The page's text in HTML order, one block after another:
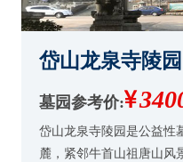
岱山龙泉寺陵园
墓园参考价:
岱山龙泉寺陵园是公益性
麓，紧邻牛首山祖唐山风